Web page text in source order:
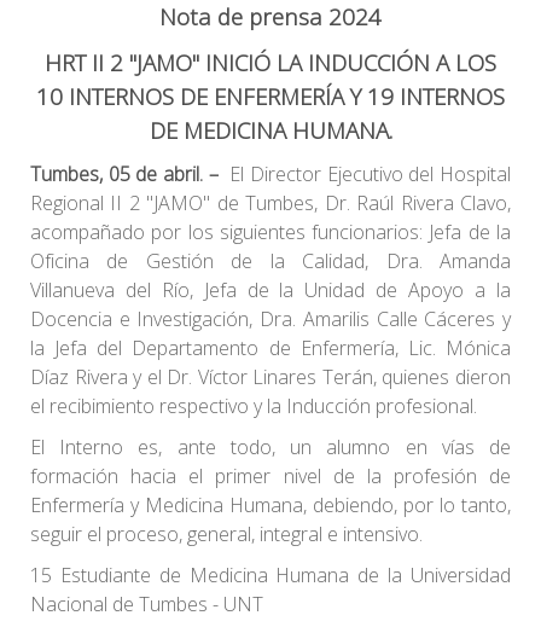
Nota de prensa 2024
HRT II 2 "JAMO" INICIÓ LA INDUCCIÓN A LOS
10 INTERNOS DE ENFERMERÍA Y 19 INTERNOS
DE MEDICINA HUMANA.
Tumbes, 05 de abril. – El Director Ejecutivo del Hospital
Regional II 2 "JAMO" de Tumbes, Dr. Raúl Rivera Clavo,
acompañado por los siguientes funcionarios: Jefa de la
Oficina de Gestión de la Calidad, Dra. Amanda
Villanueva del Río, Jefa de la Unidad de Apoyo a la
Docencia e Investigación, Dra. Amarilis Calle Cáceres y
la Jefa del Departamento de Enfermería, Lic. Mónica
Díaz Rivera y el Dr. Víctor Linares Terán, quienes dieron
el recibimiento respectivo y la Inducción profesional.
El Interno es, ante todo, un alumno en vías de
formación hacia el primer nivel de la profesión de
Enfermería y Medicina Humana, debiendo, por lo tanto,
seguir el proceso, general, integral e intensivo.
15 Estudiante de Medicina Humana de la Universidad
Nacional de Tumbes - UNT